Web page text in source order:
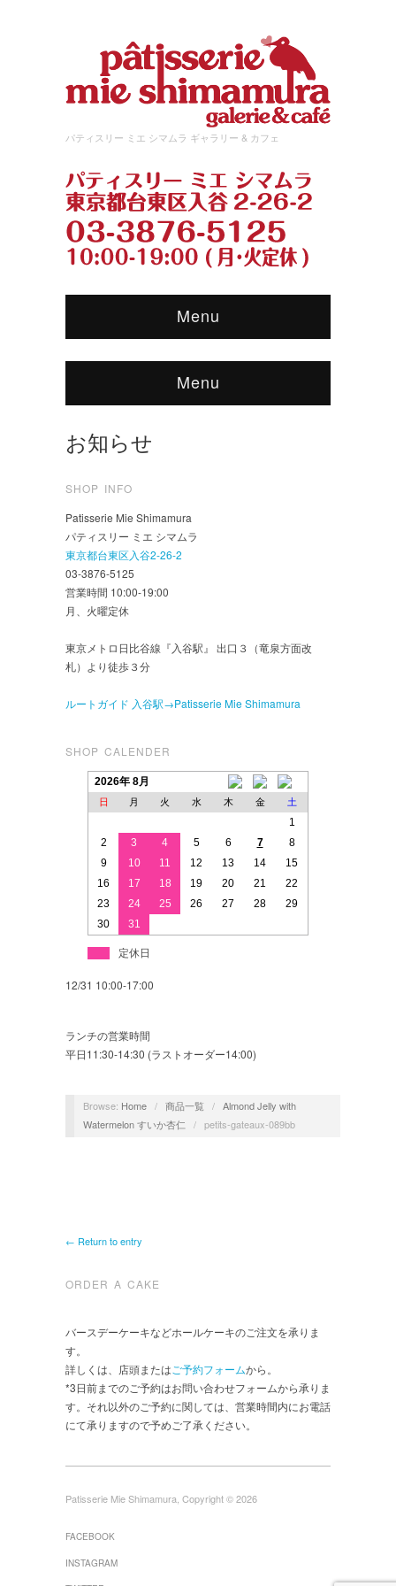
パティスリー ミエ シマムラ ギャラリー & カフェ
Menu
Menu
お知らせ
SHOP INFO
Patisserie Mie Shimamura
パティスリー ミエ シマムラ
東京都台東区入谷2-26-2
03-3876-5125
営業時間 10:00-19:00
月、火曜定休
東京メトロ日比谷線『入谷駅』 出口３（竜泉方面改
札）より徒歩３分
ルートガイド 入谷駅→Patisserie Mie Shimamura
SHOP CALENDER
2026年 8月
日 月 火 水 木 金 土
1
2
3 4 5 6 7
8
9
10 11 12 13 14
15
16
17 18 19 20 21
22
23
24 25 26 27 28
29
30
31
定休日
12/31 10:00-17:00
ランチの営業時間
平日11:30-14:30 (ラストオーダー14:00)
Browse: Home / 商品一覧 / Almond Jelly with
Watermelon すいか杏仁 / petits-gateaux-089bb
← Return to entry
ORDER A CAKE
バースデーケーキなどホールケーキのご注文を承りま
す。
詳しくは、店頭またはご予約フォームから。
*3日前までのご予約はお問い合わせフォームから承りま
す。それ以外のご予約に関しては、営業時間内にお電話
にて承りますので予めご了承ください。
Patisserie Mie Shimamura, Copyright © 2026
FACEBOOK
INSTAGRAM